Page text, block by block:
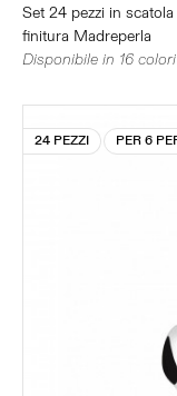
Set 24 pezzi in
finitura Madreperla
Disponibile in 16 colori
24 PEZZI PER 6